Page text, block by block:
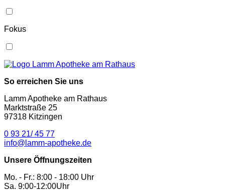
Fokus
So erreichen Sie uns
Lamm Apotheke am Rathaus
Marktstraße 25
97318 Kitzingen
0 93 21/ 45 77
info@lamm-apotheke.de
Unsere Öffnungszeiten
Mo. - Fr.: 8:00 - 18:00 Uhr
Sa. 9:00-12:00Uhr